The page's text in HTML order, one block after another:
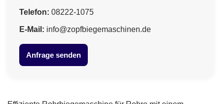
Telefon: 08222-1075
E-Mail: info@zopfbiegemaschinen.de
Anfrage senden